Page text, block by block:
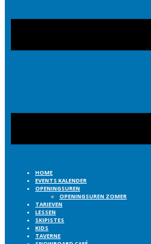
HOME
EVENTS KALENDER
OPENINGSUREN
OPENINGSUREN ZOMER
TARIEVEN
LESSEN
SKIPISTES
KIDS
TAVERNE